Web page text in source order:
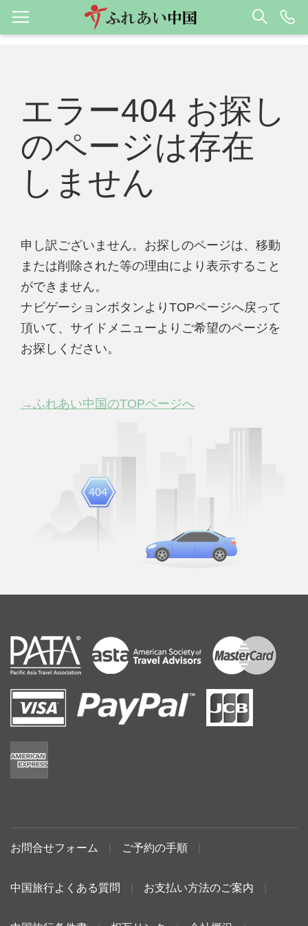
エラー404 お探し
のページは存在
しません
申し訳ございません。お探しのページは、移動
または削除された等の理由により表示すること
ができません。
ナビゲーションボタンよりTOPページへ戻って
頂いて、サイドメニューよりご希望のページを
お探しください。
→ふれあい中国のTOPページへ
お問合せフォーム ご予約の手順
中国旅行よくある質問 お支払い方法のご案内